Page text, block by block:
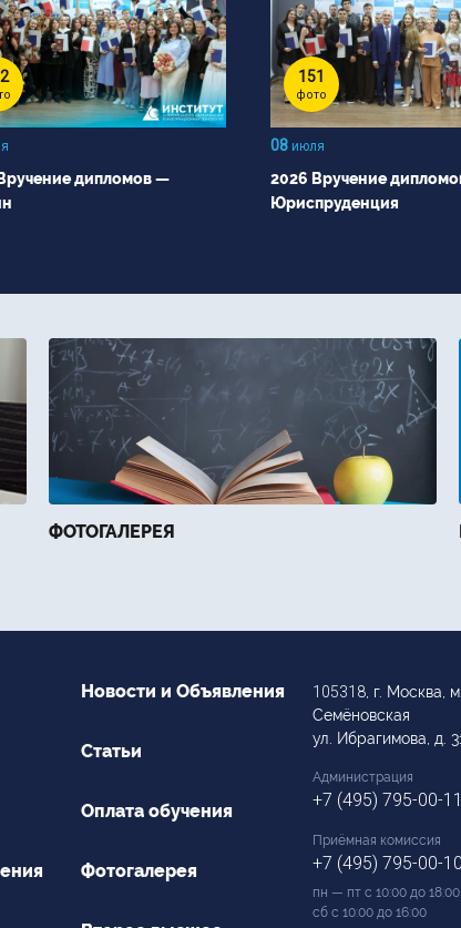
дипломов —
151
фото
08 июля
2026 Вручение
Юриспруденция
ФОТОГАЛЕРЕЯ
Новости и Объявления
Статьи
Оплата обучения
Фотогалерея
105318, г. Москва, м.
Семёновская
ул. Ибрагимова, д.
Администрация
+7 (495) 795-00-11
Приёмная комиссия
+7 (495) 795-00-10
пн — пт с 10:00 до 18:00
сб с 10:00 до 16:00